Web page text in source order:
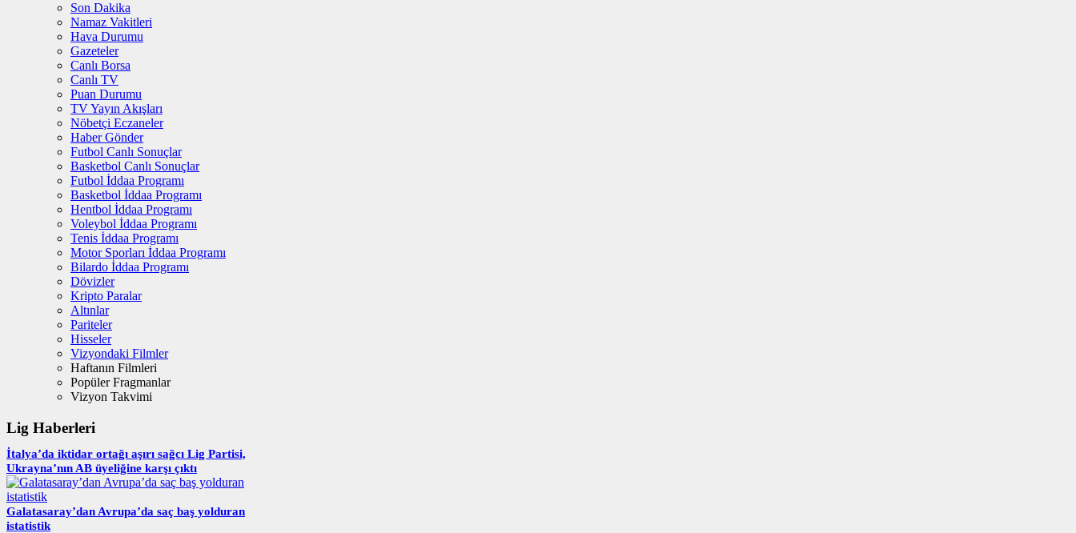
Son Dakika
Namaz Vakitleri
Hava Durumu
Gazeteler
Canlı Borsa
Canlı TV
Puan Durumu
TV Yayın Akışları
Nöbetçi Eczaneler
Haber Gönder
Futbol Canlı Sonuçlar
Basketbol Canlı Sonuçlar
Futbol İddaa Programı
Basketbol İddaa Programı
Hentbol İddaa Programı
Voleybol İddaa Programı
Tenis İddaa Programı
Motor Sporları İddaa Programı
Bilardo İddaa Programı
Dövizler
Kripto Paralar
Altınlar
Pariteler
Hisseler
Vizyondaki Filmler
Haftanın Filmleri
Popüler Fragmanlar
Vizyon Takvimi
Lig Haberleri
İtalya’da iktidar ortağı aşırı sağcı Lig Partisi,
Ukrayna’nın AB üyeliğine karşı çıktı
Galatasaray’dan Avrupa’da saç baş yolduran
istatistik